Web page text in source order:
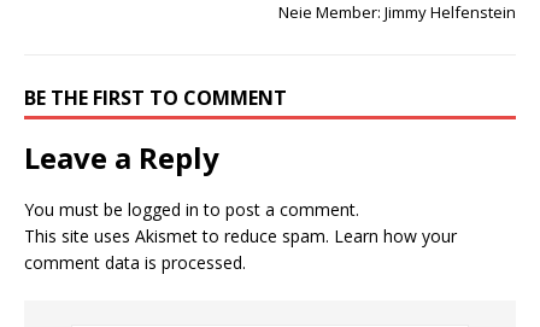
Neie Member: Jimmy Helfenstein
BE THE FIRST TO COMMENT
Leave a Reply
You must be logged in to post a comment.
This site uses Akismet to reduce spam. Learn how your
comment data is processed.